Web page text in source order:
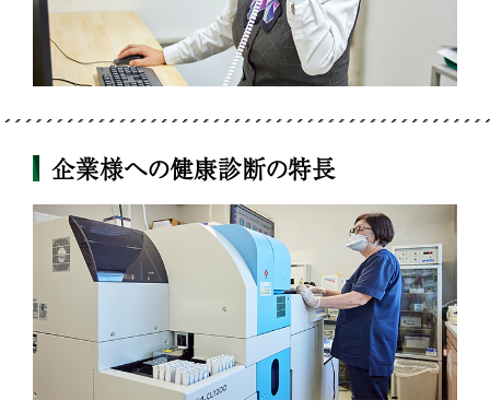
企業様への健康診断の特長